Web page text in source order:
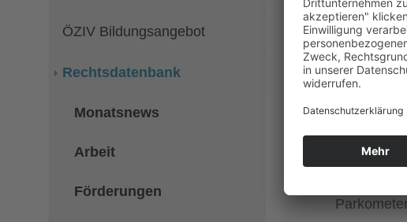
ÖZIV Bildungsangebot
Rechtsdatenbank
Monatsnews
Arbeit
Förderungen
NEU!Seit
über
über
in